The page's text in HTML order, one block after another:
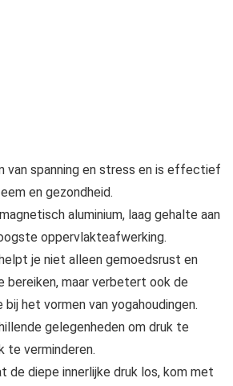
van spanning en stress en is effectief
en gezondheid.
aluminium, laag gehalte aan
oppervlakteafwerking.
je niet alleen gemoedsrust en
bereiken, maar verbetert ook de
het vormen van yogahoudingen.
gelegenheden om druk te
te verminderen.
de diepe innerlijke druk los, kom met